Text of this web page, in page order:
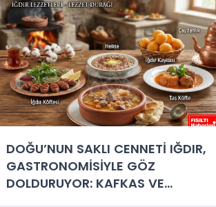
DOĞU’NUN SAKLI CENNETİ IĞDIR,
GASTRONOMİSİYLE GÖZ
DOLDURUYOR: KAFKAS VE